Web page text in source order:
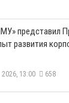
представил
развития
2026, 13:00 658